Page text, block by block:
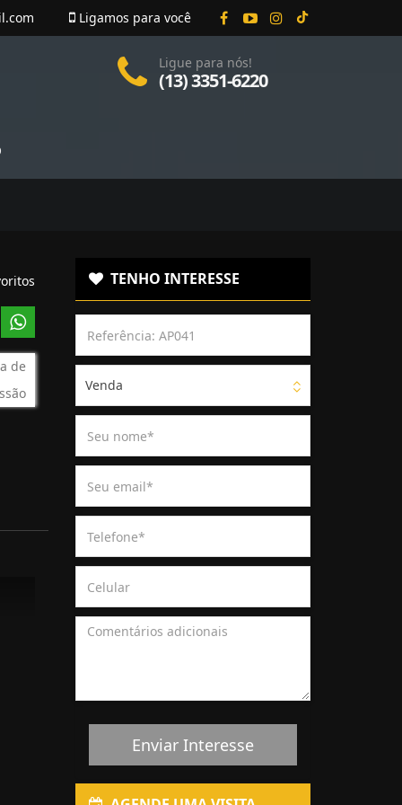
Ligamos para você
Ligue para nós!
(13) 3351-6220
de
TENHO INTERESSE
Venda
Enviar Interesse